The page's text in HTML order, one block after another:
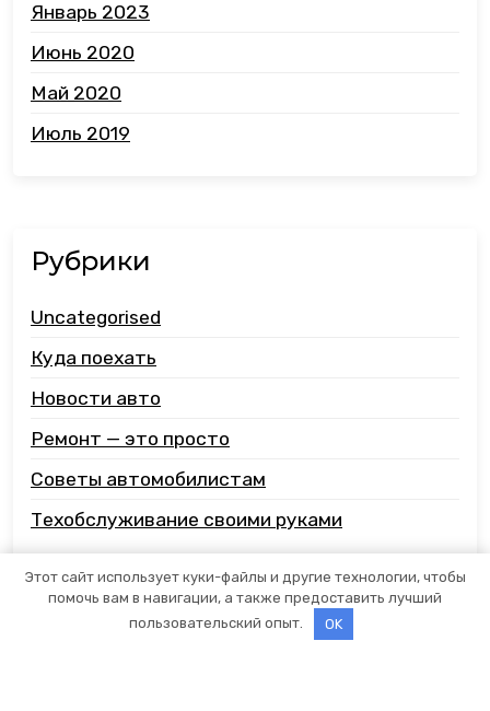
Январь 2023
Июнь 2020
Май 2020
Июль 2019
Рубрики
Uncategorised
Куда поехать
Новости авто
Ремонт — это просто
Советы автомобилистам
Техобслуживание своими руками
Этот сайт использует куки-файлы и другие технологии, чтобы
помочь вам в навигации, а также предоставить лучший
пользовательский опыт.
OK